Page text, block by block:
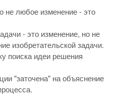
не любое изменение - это
- это изменение, но не
изобретательской задачи.
поиска идеи решения
"заточена" на объяснение